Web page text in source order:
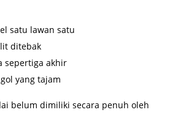
satu lawan satu
ditebak
sepertiga akhir
yang tajam
belum dimiliki secara penuh oleh